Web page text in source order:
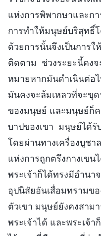
แห่งการพิพากษาและก
การทำให้มนุษย์บริสุทธิ์
ด้วยการนั้นจึงเป็นการใ
ติดตาม ช่วงระยะนี้คงจ
หมายหากมันดำเนินต่อ
มันคงจะล้มเหลวที่จะขุ
ของมนุษย์ และมนุษย์ก็
บาปของเขา มนุษย์ได้รั
โดยผ่านทางเครื่องบูชา
แห่งการถูกตรึงกางเขน
พระเจ้าก็ได้ทรงมีอำน
อุปนิสัยอันเสื่อมทรามข
ตัวเขา มนุษย์ยังคงสาม
พระเจ้าได้ และพระเจ้